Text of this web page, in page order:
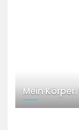
Mein